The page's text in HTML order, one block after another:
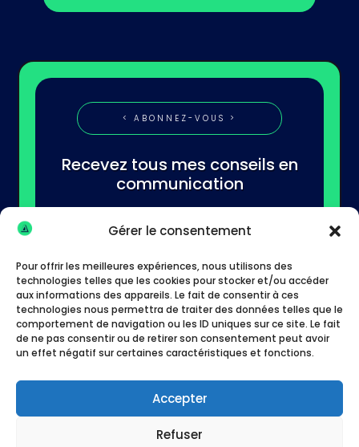
Gérer le consentement
Pour offrir les meilleures expériences, nous utilisons des
technologies telles que les cookies pour stocker et/ou accéder
aux informations des appareils. Le fait de consentir à ces
technologies nous permettra de traiter des données telles que le
comportement de navigation ou les ID uniques sur ce site. Le fait
de ne pas consentir ou de retirer son consentement peut avoir
un effet négatif sur certaines caractéristiques et fonctions.
Accepter
Refuser
< ABONNEZ-VOUS >
Recevez tous mes conseils en
communication
S'abonner